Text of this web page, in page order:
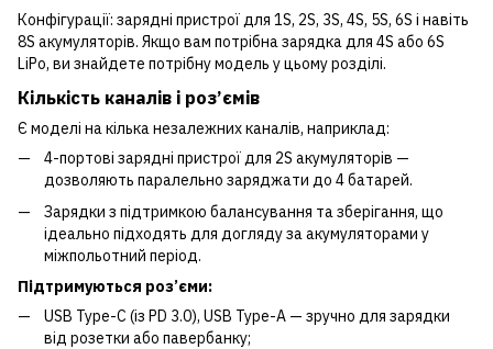
Конфігурації: зарядні пристрої для 1S, 2S, 3S, 4S, 5S, 6S і навіть
8S акумуляторів. Якщо вам потрібна зарядка для 4S або 6S
LiPo, ви знайдете потрібну модель у цьому розділі.
Кількість каналів і роз’ємів
Є моделі на кілька незалежних каналів, наприклад:
4-портові зарядні пристрої для 2S акумуляторів —
дозволяють паралельно заряджати до 4 батарей.
Зарядки з підтримкою балансування та зберігання, що
ідеально підходять для догляду за акумуляторами у
міжпольотний період.
Підтримуються роз’єми:
USB Type-C (із PD 3.0), USB Type-A — зручно для зарядки
від розетки або павербанку;